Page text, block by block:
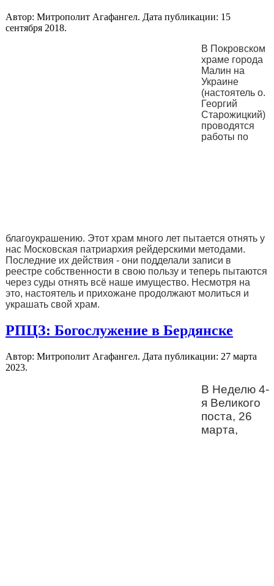
Автор: Митрополит Агафангел. Дата публикации: 15
сентября 2018.
В Покровском
храме города
Малин на
Украине
(настоятель о.
Георгий
Старожицкий)
проводятся
работы по
благоукрашению. Этот храм много лет пытается отнять у
нас Московская патриархия рейдерскими методами.
Последние их действия - они подделали записи в
реестре собственности в свою пользу и теперь пытаются
через суды отнять всё наше имущество. Несмотря на
это, настоятель и прихожане продолжают молиться и
украшать свой храм.
РПЦЗ: Богослужение в Бердянске
Автор: Митрополит Агафангел. Дата публикации: 27 марта
2023.
В Неделю 4-
я Великого
поста, 26
марта,